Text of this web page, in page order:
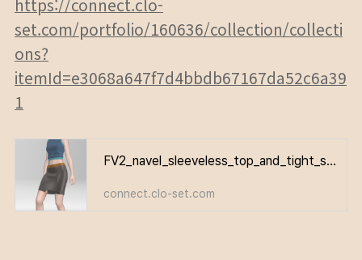
https://connect.clo-
set.com/portfolio/160636/collection/collecti
ons?
itemId=e3068a647f7d4bbdb67167da52c6a39
1
FV2_navel_sleeveless_top_and_tight_skirt
connect.clo-set.com